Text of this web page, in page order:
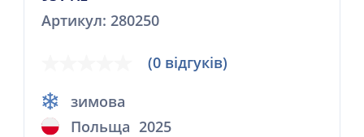
Артикул: 280250
(0 відгуків)
зимова
Польща 2025